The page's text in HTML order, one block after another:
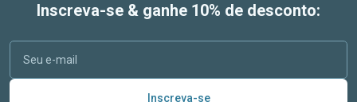
Inscreva-se & ganhe 10% de desconto:
Inscreva-se